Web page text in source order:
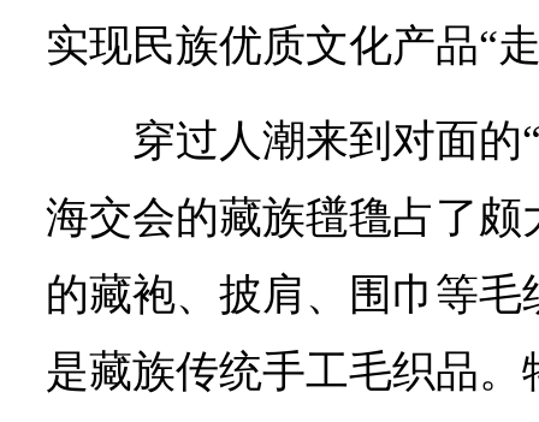
实现民族优质文化产品“
穿过人潮来到对面的
海交会的藏族氆氇占了
的藏袍、披肩、围巾等毛
是藏族传统手工毛织品